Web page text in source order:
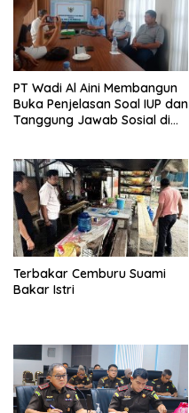
PT Wadi Al Aini Membangun
Buka Penjelasan Soal IUP dan
Tanggung Jawab Sosial di
Terbakar Cemburu Suami
Bakar Istri